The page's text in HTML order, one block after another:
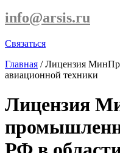
info@arsis.ru
Связаться
Главная /Лицензия
авиационной техники
Лицензия